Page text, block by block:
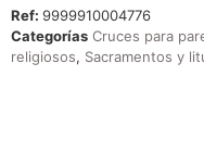
Ref: 9999910004776
Categorías Cruces para
religiosos, Sacramentos y